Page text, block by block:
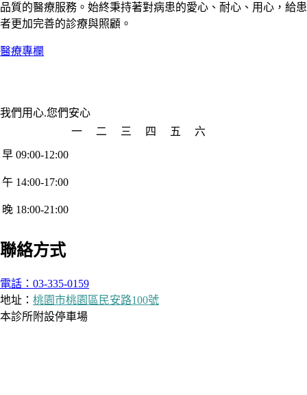
品質的醫療服務。始終秉持著對病患的愛心、耐心、用心，給患
者更加完善的診療與照顧。
醫療專欄
我們用心.您們安心
一
二 三 四 五
六
早 09:00-12:00
午 14:00-17:00
晚 18:00-21:00
聯絡方式
電話：03-335-0159
地址： 桃園市桃園區民安路100號
本診所附設停車場